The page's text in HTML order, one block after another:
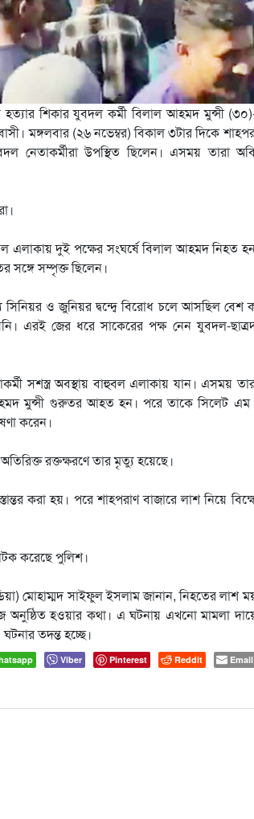
হত্যার শিকার যুবদল কর্মী বিলাল আহমদ মুন্সী
মঙ্গলবার (২৬ নভেম্বর) বিকাল ৩টার দিকে
উপস্থিত ছিলেন। এসময় তারা
এলাকায় দুই পক্ষের সংঘর্ষে বিলাল আহমদ নিহত
সঙ্গে সম্পৃক্ত ছিলেন।
সিনিয়র ও জুনিয়র দ্বন্দ্বে বিরোধ চলে আসছিল বেশ
এরই জের ধরে সাকেরের পক্ষ নেন যুবদল-
সশস্ত্র অবস্থায় বাহুবল এলাকায় যান। এসময়
মুন্সী গুরুতর আহত হন। পরে তাকে সিলেট
করেন।
রক্তক্ষরণে তার মৃত্যু হয়েছে।
করা হয়। পরে শাহপরাণ বাজারে লাশ নিয়ে
করেছে পুলিশ।
মোহাম্মদ সাইফুল ইসলাম জানান, নিহতের লাশ
অনুষ্ঠিত হওয়ার কথা। এ ঘটনায় এখনো মামলা
তদন্ত হচ্ছে।
Viber Pinterest Reddit Email